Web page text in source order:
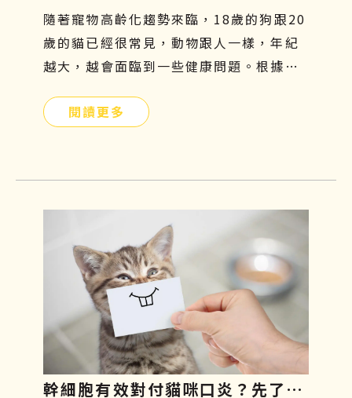
飲食指南
隨著寵物高齡化趨勢來臨，18歲的狗跟20
歲的貓已經很常見，動物跟人一樣，年紀
越大，越會面臨到一些健康問題。根據美
見的疾病，每年的發病率以超過35％速度
節及膝關節，導致關節的磨損及損傷程度
相對較嚴重。如果你家的汪星人行動力變
得緩慢、走路開始一跛一跛的，很有可能
是退化性關節炎造成的，因此在接下來的
文章中，將一一說明狗狗關節炎症狀有哪
些、吃什麼才好、治療方針與日常關節保
養。
閱讀更多
幹細胞有效對付貓咪口炎？先了解